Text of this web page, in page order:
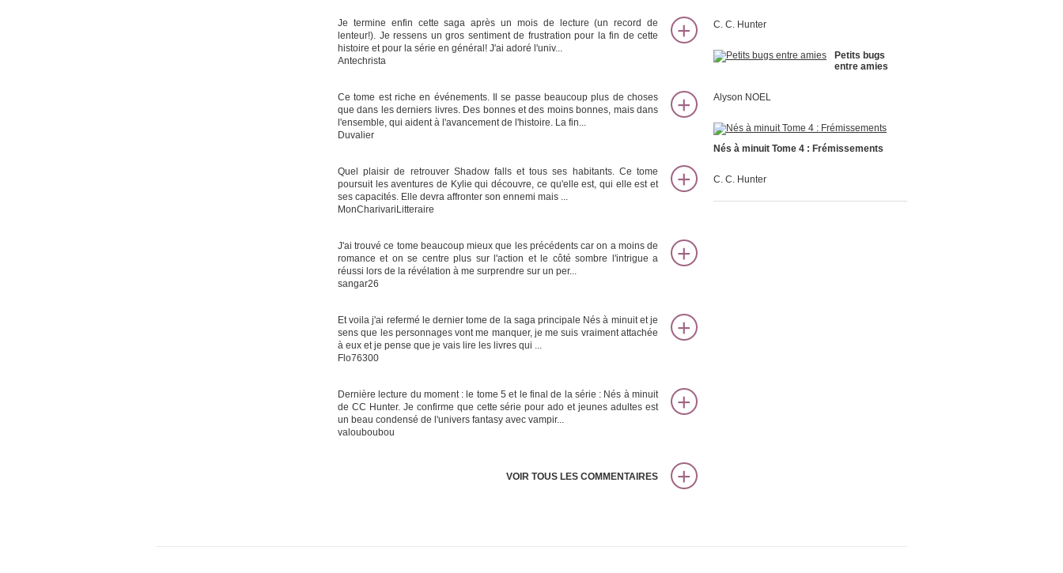
Je termine enfin cette saga après un mois de lecture (un record de
lenteur!). Je ressens un gros sentiment de frustration pour la fin de cette
histoire et pour la série en général! J'ai adoré l'univ...
Antechrista
Ce tome est riche en événements. Il se passe beaucoup plus de choses
que dans les derniers livres. Des bonnes et des moins bonnes, mais dans
l'ensemble, qui aident à l'avancement de l'histoire. La fin...
Duvalier
Quel plaisir de retrouver Shadow falls et tous ses habitants. Ce tome
poursuit les aventures de Kylie qui découvre, ce qu'elle est, qui elle est et
ses capacités. Elle devra affronter son ennemi mais ...
MonCharivariLitteraire
J'ai trouvé ce tome beaucoup mieux que les précédents car on a moins de
romance et on se centre plus sur l'action et le côté sombre l'intrigue a
réussi lors de la révélation à me surprendre sur un per...
sangar26
Et voila j'ai refermé le dernier tome de la saga principale Nés à minuit et je
sens que les personnages vont me manquer, je me suis vraiment attachée
à eux et je pense que je vais lire les livres qui ...
Flo76300
Dernière lecture du moment : le tome 5 et le final de la série : Nés à minuit
de CC Hunter. Je confirme que cette série pour ado et jeunes adultes est
un beau condensé de l'univers fantasy avec vampir...
valouboubou
VOIR TOUS LES COMMENTAIRES
C. C. Hunter
Petits bugs
entre amies
Alyson NOEL
Nés à minuit Tome 4 : Frémissements
C. C. Hunter